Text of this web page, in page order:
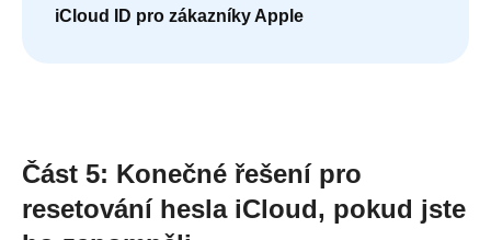
iCloud ID pro zákazníky Apple
Část 5: Konečné řešení pro
resetování hesla iCloud, pokud jste